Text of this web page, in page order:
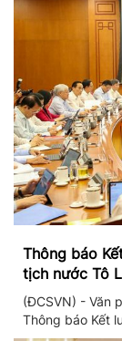
Thông báo
tịch nước Tô
ương thực
(ĐCSVN) - Văn
Thông báo Kết